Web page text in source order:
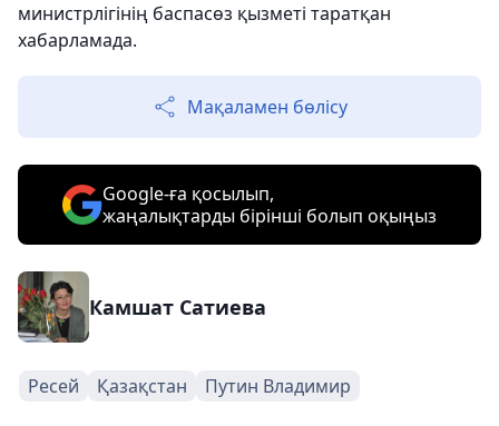
министрлігінің баспасөз қызметі таратқан
хабарламада.
Мақаламен бөлісу
Google-ға қосылып,
жаңалықтарды бірінші болып оқыңыз
Камшат Сатиева
Ресей Қазақстан Путин Владимир